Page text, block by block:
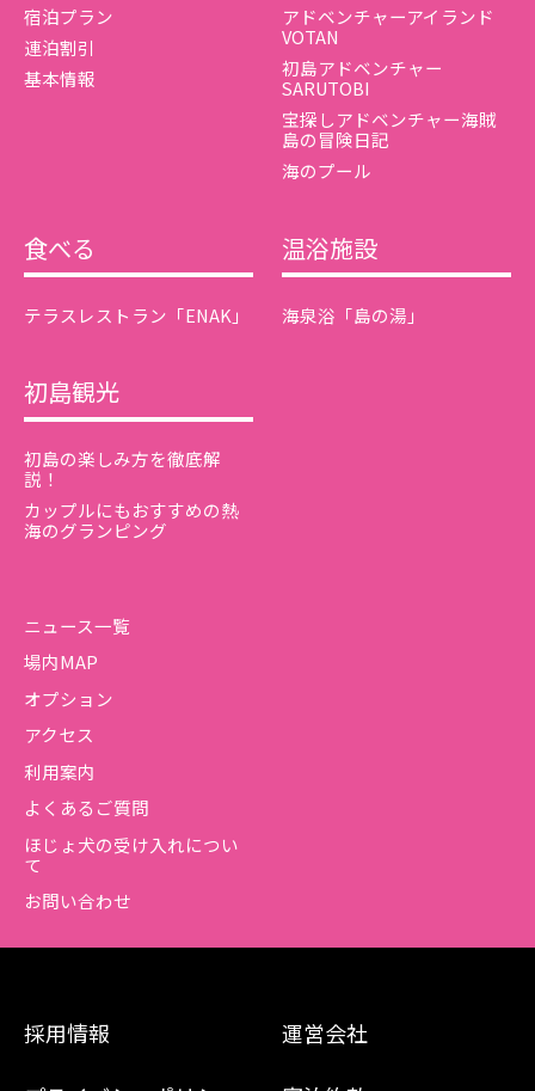
宿泊プラン
連泊割引
基本情報
アドベンチャーアイランド
VOTAN
初島アドベンチャー
SARUTOBI
宝探しアドベンチャー海賊
島の冒険日記
海のプール
食べる
テラスレストラン「ENAK」
温浴施設
海泉浴「島の湯」
初島観光
初島の楽しみ方を徹底解
説！
カップルにもおすすめの熱
海のグランピング
ニュース一覧
場内MAP
オプション
アクセス
利用案内
よくあるご質問
ほじょ犬の受け入れについ
て
お問い合わせ
採用情報 運営会社